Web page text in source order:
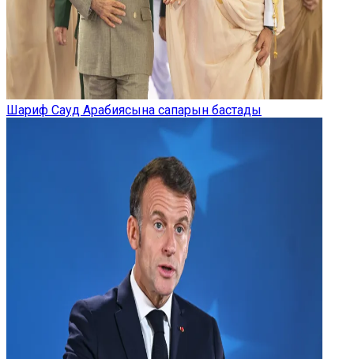
Шариф Сауд Арабиясына сапарын бастады